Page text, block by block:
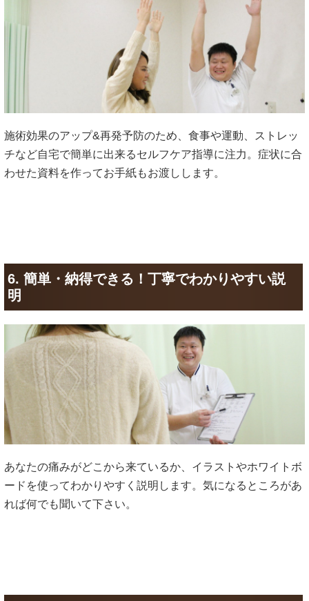
施術効果のアップ&再発予防のため、食事や運動、ストレッ
チなど自宅で簡単に出来るセルフケア指導に注力。症状に合
わせた資料を作ってお手紙もお渡しします。
6. 簡単・納得できる！丁寧でわかりやすい説
明
あなたの痛みがどこから来ているか、イラストやホワイトボ
ードを使ってわかりやすく説明します。気になるところがあ
れば何でも聞いて下さい。